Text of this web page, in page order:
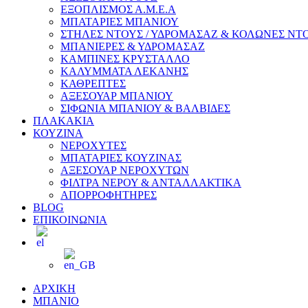
ΕΞΟΠΛΙΣΜΟΣ Α.Μ.Ε.Α
ΜΠΑΤΑΡΙΕΣ ΜΠΑΝΙΟΥ
ΣΤΗΛΕΣ ΝΤΟΥΣ / ΥΔΡΟΜΑΣΑΖ & ΚΟΛΩΝΕΣ
ΜΠΑΝΙΕΡΕΣ & ΥΔΡΟΜΑΣΑΖ
ΚΑΜΠΙΝΕΣ ΚΡΥΣΤΑΛΛΟ
ΚΑΛΥΜΜΑΤΑ ΛΕΚΑΝΗΣ
ΚΑΘΡΕΠΤΕΣ
ΑΞΕΣΟΥΑΡ ΜΠΑΝΙΟΥ
ΣΙΦΩΝΙΑ ΜΠΑΝΙΟΥ & ΒΑΛΒΙΔΕΣ
ΠΛΑΚΑΚΙΑ
ΚΟΥΖΙΝΑ
ΝΕΡΟΧΥΤΕΣ
ΜΠΑΤΑΡΙΕΣ ΚΟΥΖΙΝΑΣ
ΑΞΕΣΟΥΑΡ ΝΕΡΟΧΥΤΩΝ
ΦΙΛΤΡΑ ΝΕΡΟΥ & ΑΝΤΑΛΛΑΚΤΙΚΑ
ΑΠΟΡΡΟΦΗΤΗΡΕΣ
BLOG
ΕΠΙΚΟΙΝΩΝΙΑ
ΑΡΧΙΚΗ
ΜΠΑΝΙΟ